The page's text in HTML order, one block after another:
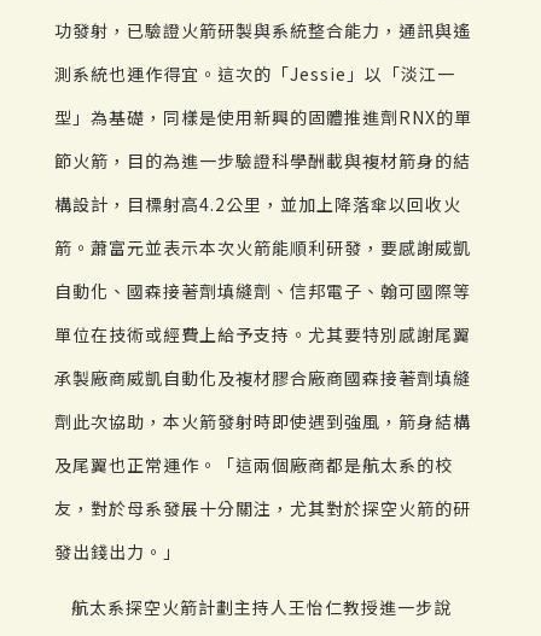
功發射，已驗證火箭研製與系統整合能力，通訊與遙
測系統也運作得宜。這次的「Jessie」以「淡江一
型」為基礎，同樣是使用新興的固體推進劑RNX的單
節火箭，目的為進一步驗證科學酬載與複材箭身的結
構設計，目標射高4.2公里，並加上降落傘以回收火
箭。蕭富元並表示本次火箭能順利研發，要感謝威凱
自動化、國森接著劑填縫劑、信邦電子、翰可國際等
單位在技術或經費上給予支持。尤其要特別感謝尾翼
承製廠商威凱自動化及複材膠合廠商國森接著劑填縫
劑此次協助，本火箭發射時即使遇到強風，箭身結構
及尾翼也正常運作。「這兩個廠商都是航太系的校
友，對於母系發展十分關注，尤其對於探空火箭的研
發出錢出力。」
航太系探空火箭計劃主持人王怡仁教授進一步說